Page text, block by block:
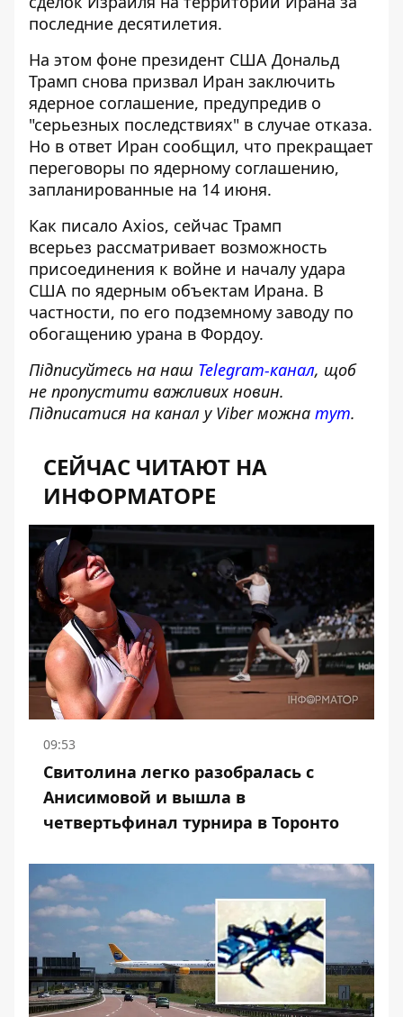
последние десятилетия.
На этом фоне президент США Дональд
Трамп снова призвал Иран заключить
ядерное соглашение, предупредив о
"серьезных последствиях" в случае отказа.
Но в ответ Иран сообщил, что прекращает
переговоры по ядерному соглашению,
запланированные на 14 июня.
Как писало Axios, сейчас Трамп
всерьез рассматривает возможность
присоединения к войне и началу удара
США по ядерным объектам Ирана. В
частности, по его подземному заводу по
обогащению урана в Фордоу.
Підписуйтесь на наш Telegram-канал, щоб
не пропустити важливих новин.
Підписатися на канал у Viber можна тут.
СЕЙЧАС ЧИТАЮТ НА
ИНФОРМАТОРЕ
09:53
Свитолина легко разобралась с
Анисимовой и вышла в
четвертьфинал турнира в Торонто